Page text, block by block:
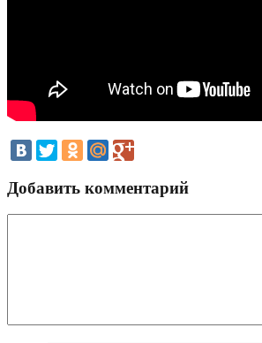
Добавить комментарий